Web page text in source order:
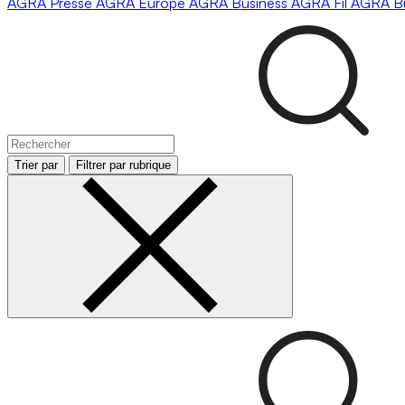
Trier par Filtrer par rubrique